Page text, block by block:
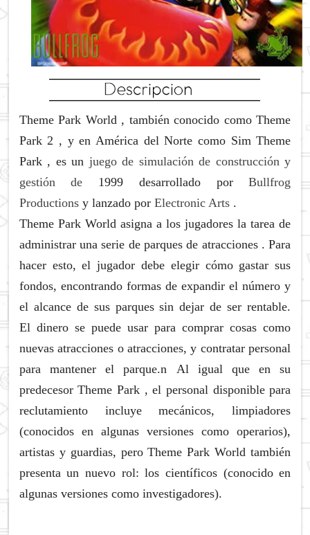
Theme Park World, también conocido comoTheme
Park 2 , y en América del Norte como Sim Theme
Park, es un juego de simulación de construcción y
gestión de 1999 desarrollado porBullfrog
Productionsy lanzado por Electronic Arts.
Theme Park Worldasigna a los jugadores la tarea de
administrar una serie de parques de atracciones .Para
hacer esto, el jugador debe elegir cómo gastar sus
fondos, encontrando formas de expandir el número y
el alcance de sus parques sin dejar de ser rentable.
El dinero se puede usar para comprar cosas como
nuevas atracciones o atracciones, y contratar personal
para mantener el parque.n Al igual que en su
predecesorTheme Park , el personal disponible para
reclutamiento incluye mecánicos, limpiadores
(conocidos en algunas versiones como operarios),
artistas y guardias, peroTheme Park World también
presenta un nuevo rol: los científicos (conocido en
algunas versiones como investigadores).